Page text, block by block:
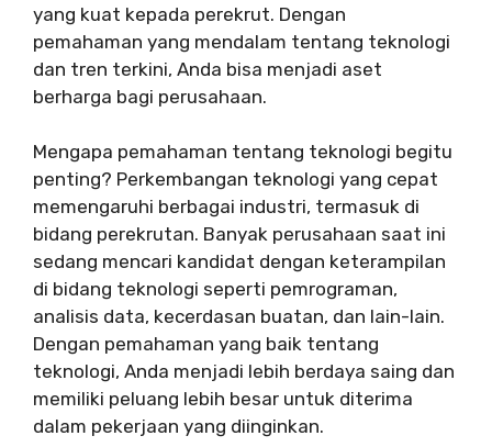
yang kuat kepada perekrut. Dengan
pemahaman yang mendalam tentang teknologi
dan tren terkini, Anda bisa menjadi aset
berharga bagi perusahaan.
Mengapa pemahaman tentang teknologi begitu
penting? Perkembangan teknologi yang cepat
memengaruhi berbagai industri, termasuk di
bidang perekrutan. Banyak perusahaan saat ini
sedang mencari kandidat dengan keterampilan
di bidang teknologi seperti pemrograman,
analisis data, kecerdasan buatan, dan lain-lain.
Dengan pemahaman yang baik tentang
teknologi, Anda menjadi lebih berdaya saing dan
memiliki peluang lebih besar untuk diterima
dalam pekerjaan yang diinginkan.